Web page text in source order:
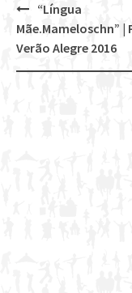
Post
navigation
“Língua
Mãe.Mameloschn” |
Verão Alegre 2016